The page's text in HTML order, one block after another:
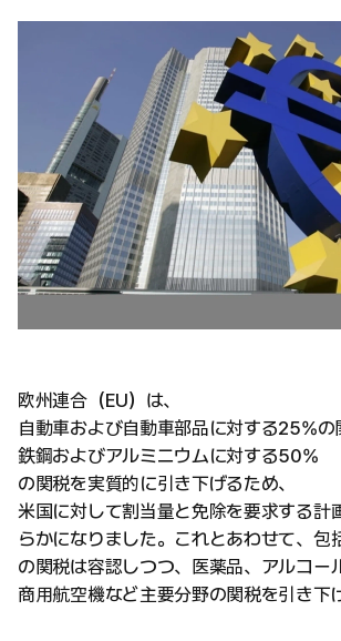
欧州連合（EU）は、
自動車および自動車部品に対する25%の
鉄鋼およびアルミニウムに対する50%
の関税を実質的に引き下げるため、
米国に対して割当量と免除を要求する計
らかになりました。これとあわせて、包
の関税は容認しつつ、医薬品、アルコー
商用航空機など主要分野の関税を引き下